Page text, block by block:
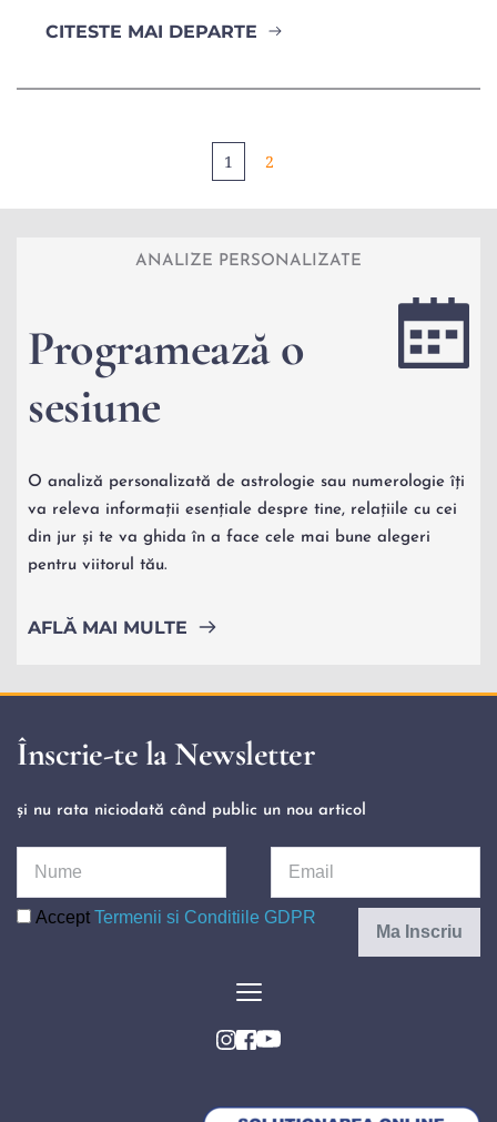
CITESTE MAI DEPARTE
1 2
ANALIZE PERSONALIZATE
Programează o
sesiune
O analiză personalizată de astrologie sau numerologie îți
va releva informații esențiale despre tine, relațiile cu cei
din jur și te va ghida în a face cele mai bune alegeri
pentru viitorul tău.
AFLĂ MAI MULTE
Înscrie-te la Newsletter
și nu rata niciodată când public un nou articol
Accept Termenii si Conditiile GDPR